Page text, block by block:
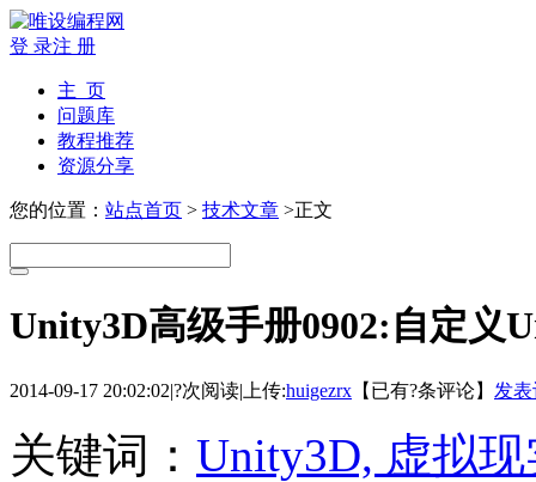
登 录注 册
主 页
问题库
教程推荐
资源分享
您的位置： 站点首页 > 技术文章 >正文
Unity3D高级手册0902:自定义
2014-09-17 20:02:02|?次阅读| 上传:huigezrx 【已有?条评论】 发
关键词： Unity3D, 虚拟